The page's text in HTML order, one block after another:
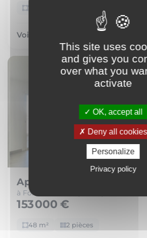
Voir le bien
Appartement
à Fort-de-France (97200)
153 000 €
48 m² 2 pièces
This site uses
and gives you
over what you
activate
OK, accept all
Deny all cookies
Personalize
Privacy policy